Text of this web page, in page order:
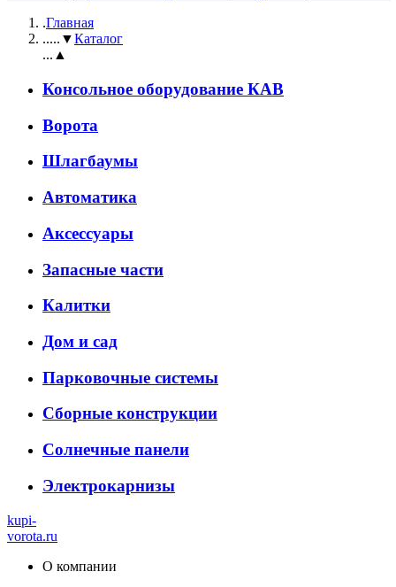
.Главная
.....▼Каталог
...▲
Консольное оборудование КАВ
Ворота
Шлагбаумы
Автоматика
Аксессуары
Запасные части
Калитки
Дом и сад
Парковочные системы
Сборные конструкции
Солнечные панели
Электрокарнизы
kupi-
vorota.ru
О компании